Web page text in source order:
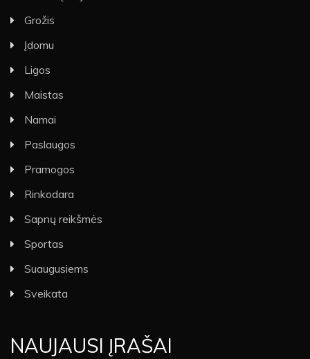
Grožis
Įdomu
Ligos
Maistas
Namai
Paslaugos
Pramogos
Rinkodara
Sapnų reikšmės
Sportas
Suaugusiems
Sveikata
NAUJAUSI ĮRAŠAI